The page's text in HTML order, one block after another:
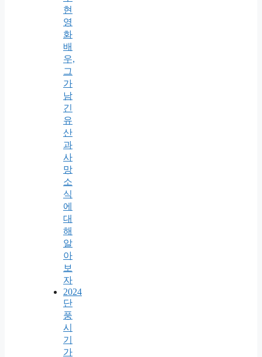
현
영
화
배
우,
그
가
남
긴
유
산
과
사
망
소
식
에
대
해
알
아
보
자
2024
단
풍
시
기
가